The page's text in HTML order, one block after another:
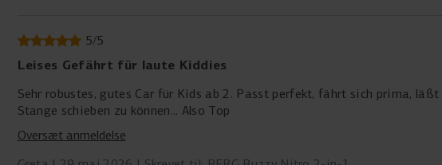
5/5
Leises Gefährt für laute Kiddies
Sehr robustes, gutes Car für Kids ab 2. Passt perfekt, fährt sich prima,
Stange schieben zu können... Also Top
Oversæt anmeldelse